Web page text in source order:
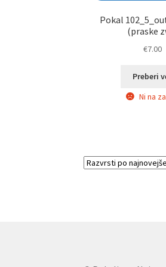
Pokal
(praske
€7.00
Preberi
Ni na